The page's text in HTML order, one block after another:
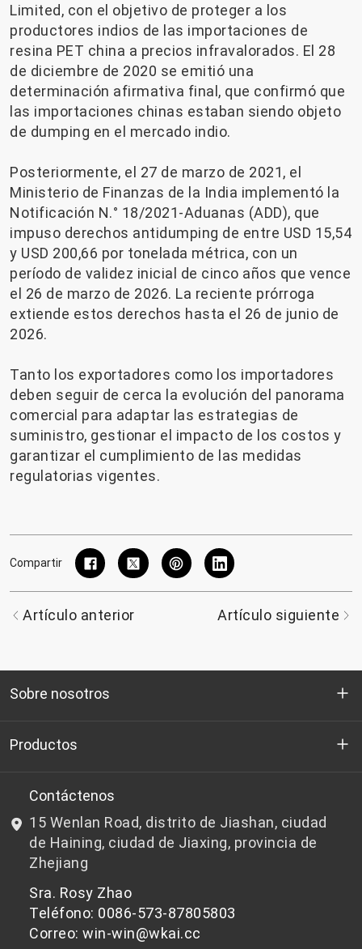
Limited, con el objetivo de proteger a los
productores indios de las importaciones de
resina PET china a precios infravalorados. El 28
de diciembre de 2020 se emitió una
determinación afirmativa final, que confirmó que
las importaciones chinas estaban siendo objeto
de dumping en el mercado indio.
Posteriormente, el 27 de marzo de 2021, el
Ministerio de Finanzas de la India implementó la
Notificación N.° 18/2021-Aduanas (ADD), que
impuso derechos antidumping de entre USD 15,54
y USD 200,66 por tonelada métrica, con un
período de validez inicial de cinco años que vence
el 26 de marzo de 2026. La reciente prórroga
extiende estos derechos hasta el 26 de junio de
2026.
Tanto los exportadores como los importadores
deben seguir de cerca la evolución del panorama
comercial para adaptar las estrategias de
suministro, gestionar el impacto de los costos y
garantizar el cumplimiento de las medidas
regulatorias vigentes.
Compartir
Artículo anterior Artículo siguiente
Sobre nosotros
Quienes somos
I+D
Noticias y Eventos
política de privacidad
Productos
Chips de PET aptos para botellas
Chips de PET que no son aptos para botellas
Contáctenos
15 Wenlan Road, distrito de Jiashan, ciudad
de Haining, ciudad de Jiaxing, provincia de
Zhejiang
Sra. Rosy Zhao
Teléfono: 0086-573-87805803
Correo: win-win@wkai.cc